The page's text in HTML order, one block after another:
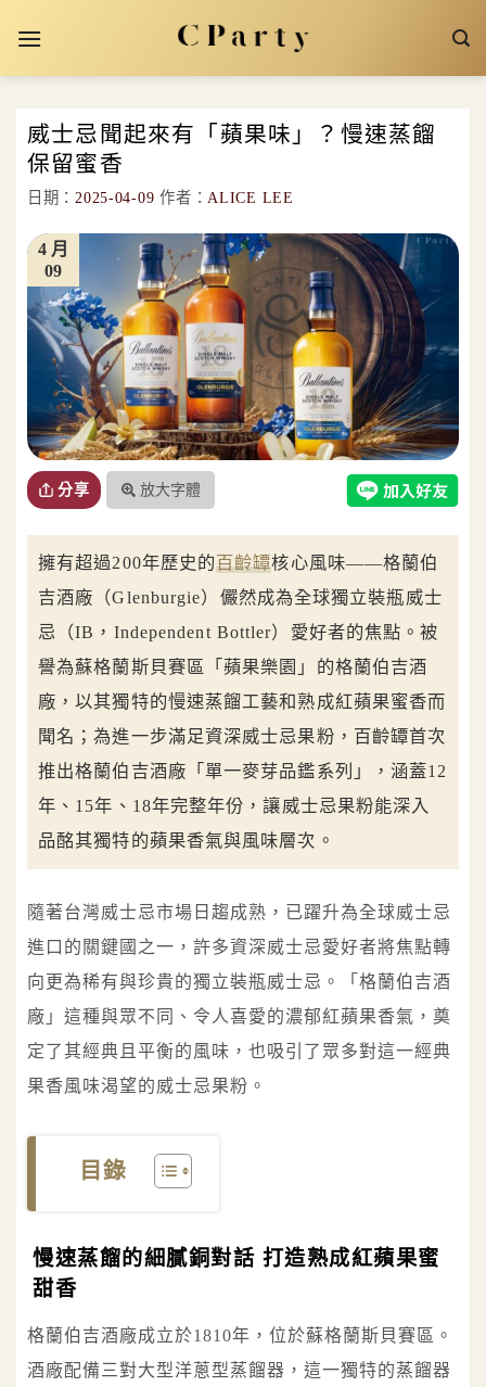
威士忌聞起來有「蘋果味」？慢速蒸餾
保留蜜香
日期：2025-04-09 作者：ALICE LEE
09
4 月
分享 放大字體
擁有超過200年歷史的百齡罈核心風味——格蘭伯
吉酒廠（Glenburgie）儼然成為全球獨立裝瓶威士
忌（IB，Independent Bottler）愛好者的焦點。被
譽為蘇格蘭斯貝賽區「蘋果樂園」的格蘭伯吉酒
廠，以其獨特的慢速蒸餾工藝和熟成紅蘋果蜜香而
聞名；為進一步滿足資深威士忌果粉，百齡罈首次
推出格蘭伯吉酒廠「單一麥芽品鑑系列」，涵蓋12
年、15年、18年完整年份，讓威士忌果粉能深入
品酩其獨特的蘋果香氣與風味層次。
隨著台灣威士忌市場日趨成熟，已躍升為全球威士忌
進口的關鍵國之一，許多資深威士忌愛好者將焦點轉
向更為稀有與珍貴的獨立裝瓶威士忌。「格蘭伯吉酒
廠」這種與眾不同、令人喜愛的濃郁紅蘋果香氣，奠
定了其經典且平衡的風味，也吸引了眾多對這一經典
果香風味渴望的威士忌果粉。
目錄
慢速蒸餾的細膩銅對話 打造熟成紅蘋果蜜
甜香
格蘭伯吉酒廠成立於1810年，位於蘇格蘭斯貝賽區。
酒廠配備三對大型洋蔥型蒸餾器，這一獨特的蒸餾器